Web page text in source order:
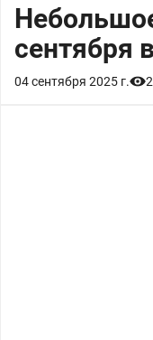
сентября
04 сентября 2025 г.